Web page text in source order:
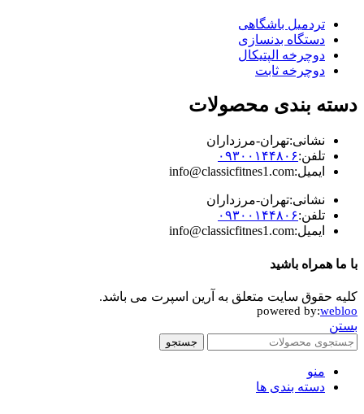
تردمیل باشگاهی
دستگاه بدنسازی
دوچرخه الپتیکال
دوچرخه ثابت
دسته بندی محصولات
نشانی:تهران-مرزداران
تلفن:۰۹۳۰۰۱۴۴۸۰۶
ایمیل:info@classicfitnes1.com
نشانی:تهران-مرزداران
تلفن:۰۹۳۰۰۱۴۴۸۰۶
ایمیل:info@classicfitnes1.com
با ما همراه باشید
کلیه حقوق سایت متعلق به آرین اسپرت می باشد.
powered by:webloo
بستن
جستجو
منو
دسته بندی ها